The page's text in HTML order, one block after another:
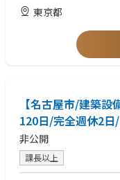
【歓迎】
一級建築士、施工管理技
東京都
【名古屋市/建築
120日/完全週休2日
非公開
課長以上